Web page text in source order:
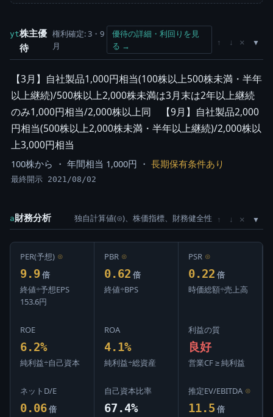
yt株主優
待
権利確定: 3・9
月
優待の詳細・利回りを見
る →
↑ ↓ ×
【3月】自社製品1,000円相当(100株以上500株未満・半年
以上継続)/500株以上2,000株未満は3月末は2年以上継続
のみ1,000円相当/2,000株以上同 【9月】自社製品2,000
円相当(500株以上2,000株未満・半年以上継続)/2,000株以
上3,000円相当
100株から ・ 年間相当 1,000円 ・ 長期保有条件あり
最終開示 2021/08/02
a財務分析 独自計算値(⊙)、株価指標、財務健全性 ↑ ↓ ×
PER(予想) ⊙
9.9 倍
終値÷予想EPS
153.6円
PBR ⊙
0.62 倍
終値÷BPS
PSR ⊙
0.22 倍
時価総額÷売上高
ROE
6.2%
純利益÷自己資本
ROA
4.1%
純利益÷総資産
利益の質
良好
営業CF ≥ 純利益
ネットD/E
0.06 倍
自己資本比率
67.4%
推定EV/EBITDA ⊙
11.5 倍